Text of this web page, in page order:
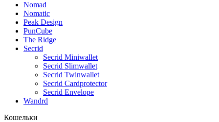
Nomad
Nomatic
Peak Design
PunCube
The Ridge
Secrid
Secrid Miniwallet
Secrid Slimwallet
Secrid Twinwallet
Secrid Cardprotector
Secrid Envelope
Wandrd
Кошельки